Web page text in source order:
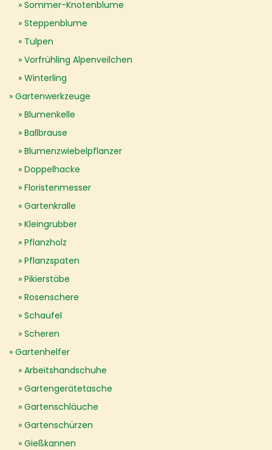
Sommer-Knotenblume
Steppenblume
Tulpen
Vorfrühling Alpenveilchen
Winterling
Gartenwerkzeuge
Blumenkelle
Ballbrause
Blumenzwiebelpflanzer
Doppelhacke
Floristenmesser
Gartenkralle
Kleingrubber
Pflanzholz
Pflanzspaten
Pikierstäbe
Rosenschere
Schaufel
Scheren
Gartenhelfer
Arbeitshandschuhe
Gartengerätetasche
Gartenschläuche
Gartenschürzen
Gießkannen